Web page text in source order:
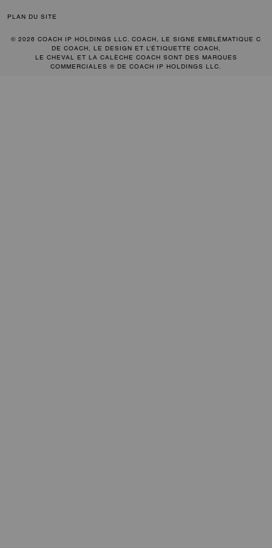
PLAN DU SITE
© 2026 COACH IP HOLDINGS LLC. COACH, LE SIGNE EMBLÉMATIQUE C
DE COACH, LE DESIGN ET L’ÉTIQUETTE COACH,
LE CHEVAL ET LA CALÈCHE COACH SONT DES MARQUES
COMMERCIALES ® DE COACH IP HOLDINGS LLC.